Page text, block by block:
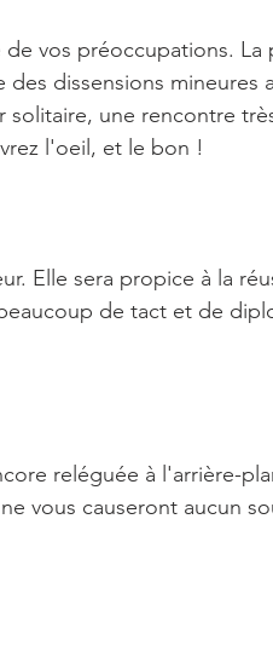
vos préoccupations. La
dissensions mineures
solitaire, une rencontre
l'oeil, et le bon !
Elle sera propice à la
de tact et de
reléguée à l'arrière-
vous causeront aucun